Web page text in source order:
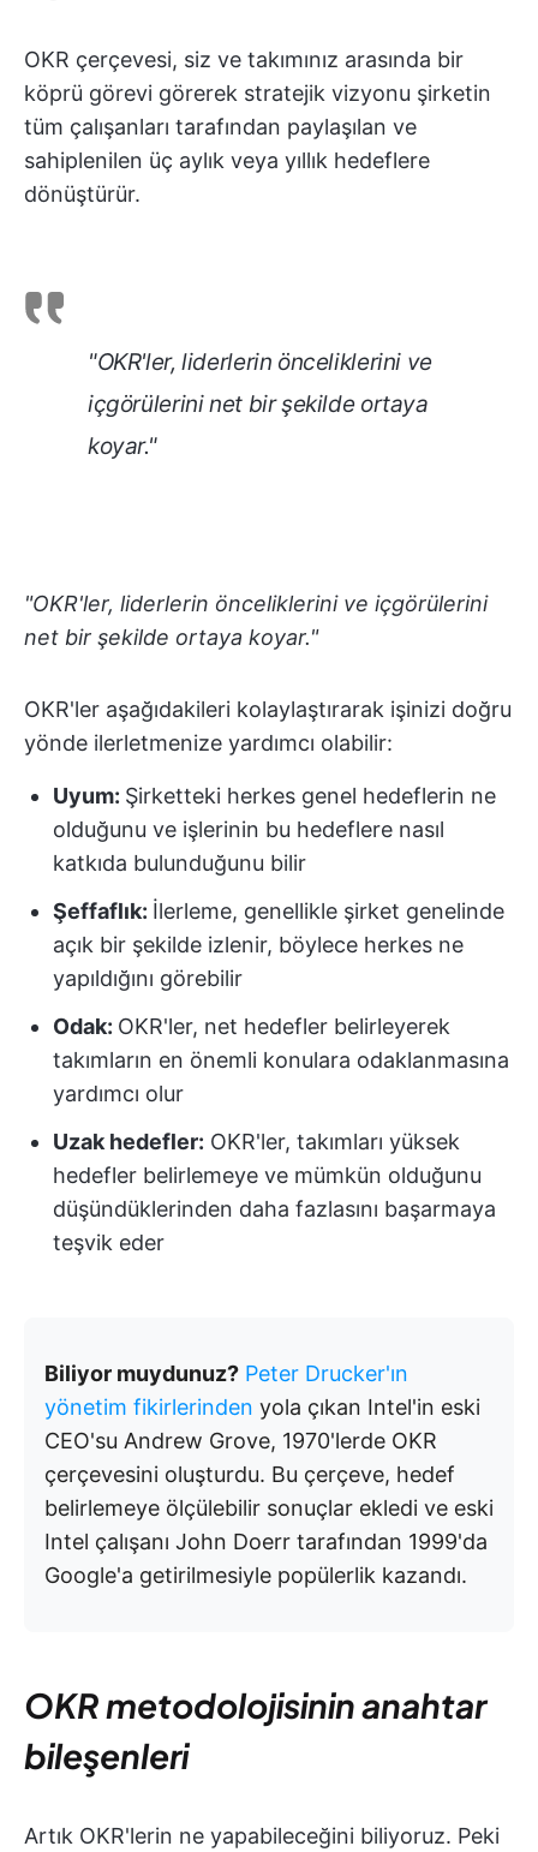
OKR çerçevesi, siz ve takımınız arasında bir
köprü görevi görerek stratejik vizyonu şirketin
tüm çalışanları tarafından paylaşılan ve
sahiplenilen üç aylık veya yıllık hedeflere
dönüştürür.
"OKR'ler, liderlerin önceliklerini ve
içgörülerini net bir şekilde ortaya
koyar."
"OKR'ler, liderlerin önceliklerini ve içgörülerini
net bir şekilde ortaya koyar."
OKR'ler aşağıdakileri kolaylaştırarak işinizi doğru
yönde ilerletmenize yardımcı olabilir:
Uyum: Şirketteki herkes genel hedeflerin ne
olduğunu ve işlerinin bu hedeflere nasıl
katkıda bulunduğunu bilir
Şeffaflık: İlerleme, genellikle şirket genelinde
açık bir şekilde izlenir, böylece herkes ne
yapıldığını görebilir
Odak: OKR'ler, net hedefler belirleyerek
takımların en önemli konulara odaklanmasına
yardımcı olur
Uzak hedefler: OKR'ler, takımları yüksek
hedefler belirlemeye ve mümkün olduğunu
düşündüklerinden daha fazlasını başarmaya
teşvik eder
Biliyor muydunuz? Peter Drucker'ın
yönetim fikirlerinden yola çıkan Intel'in eski
CEO'su Andrew Grove, 1970'lerde OKR
çerçevesini oluşturdu. Bu çerçeve, hedef
belirlemeye ölçülebilir sonuçlar ekledi ve eski
Intel çalışanı John Doerr tarafından 1999'da
Google'a getirilmesiyle popülerlik kazandı.
OKR metodolojisinin anahtar
bileşenleri
Artık OKR'lerin ne yapabileceğini biliyoruz. Peki